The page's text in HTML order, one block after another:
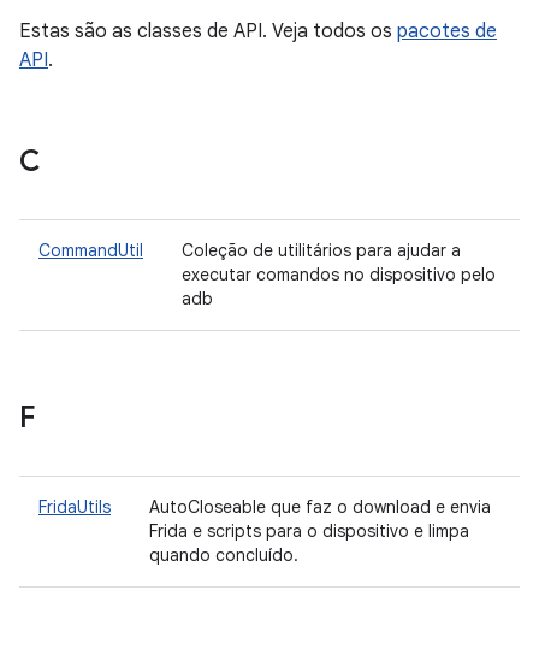
Estas são as classes de API. Veja todos os pacotes de
API.
C
CommandUtil
Coleção de utilitários para ajudar a
executar comandos no dispositivo pelo
adb
F
FridaUtils
AutoCloseable que faz o download e envia
Frida e scripts para o dispositivo e limpa
quando concluído.